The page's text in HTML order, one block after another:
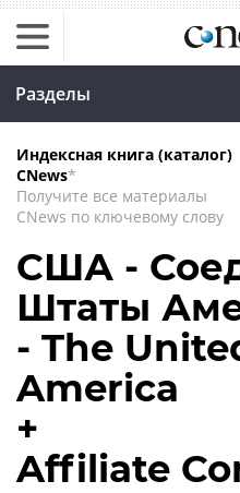
Разделы
Индексная книга (каталог)
CNews*
Получите все материалы
CNews по ключевому слову
США -
Штаты
- The
America
+
Affiliate